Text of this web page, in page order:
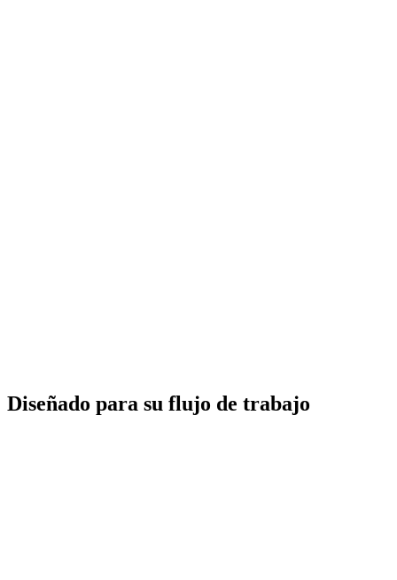
Diseñado para su flujo de trabajo